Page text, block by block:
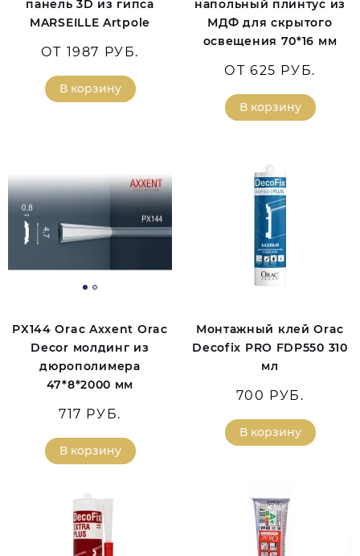
панель 3D из гипса
MARSEILLE Artpole
ОТ 1987 РУБ.
В корзину
напольный плинтус из
МДФ для скрытого
освещения 70*16 мм
ОТ 625 РУБ.
В корзину
PX144 Orac Axxent Orac
Decor молдинг из
дюрополимера
47*8*2000 мм
717 РУБ.
В корзину
Монтажный клей Orac
Decofix PRO FDP550 310
мл
700 РУБ.
В корзину